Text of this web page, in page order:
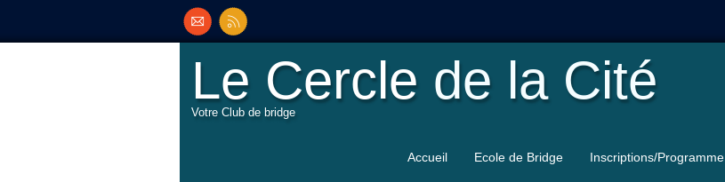
Le Cercle de la Cité
Votre Club de bridge
Accueil Ecole de Bridge Inscriptions/Programme